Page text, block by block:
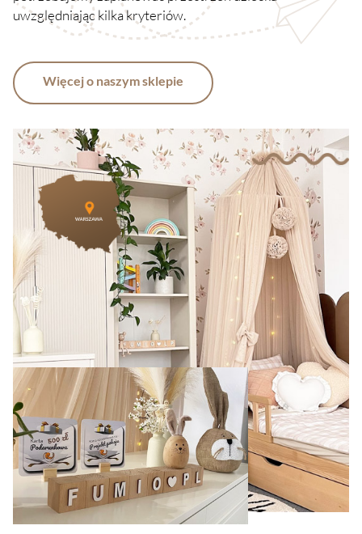
uwzględniając kilka kryteriów.
Więcej o naszym sklepie